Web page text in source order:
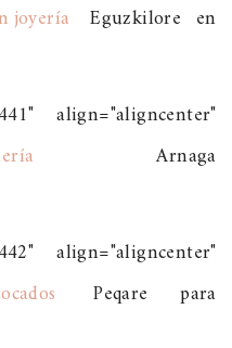
Eguzkilore en
align="aligncenter"
Arnaga
align="aligncenter"
Peqare para